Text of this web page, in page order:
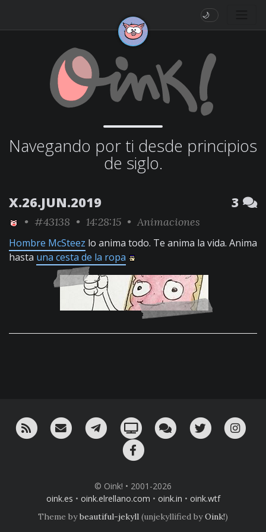
🌙
Navegando por ti desde principios
de siglo.
X.26.JUN.2019 3
• #43138 • 14:28:15 • Animaciones
Hombre McSteez lo anima todo. Te anima la vida. Anima
hasta una cesta de la ropa
RSS ¡Mándame un email!¡Nuestro canal en Telegram!
Oink! TV Charla con nosotros
Twitter
© Oink! • 2001-2026
oink.es • oink.elrellano.com • oink.in • oink.wtf
Theme bybeautiful-jekyll (unjekyllified byOink!)